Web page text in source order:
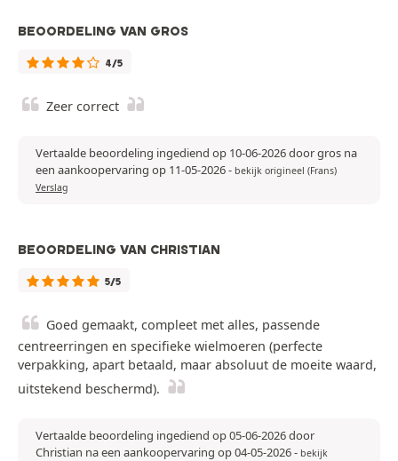
BEOORDELING VAN GROS
4/5
Zeer correct
Vertaalde beoordeling ingediend op 10-06-2026 door gros na
een aankoopervaring op 11-05-2026- bekijk origineel (Frans)
Verslag
BEOORDELING VAN CHRISTIAN
5/5
Goed gemaakt, compleet met alles, passende
centreerringen en specifieke wielmoeren (perfecte
verpakking, apart betaald, maar absoluut de moeite waard,
uitstekend beschermd).
Vertaalde beoordeling ingediend op 05-06-2026 door
Christian na een aankoopervaring op 04-05-2026- bekijk